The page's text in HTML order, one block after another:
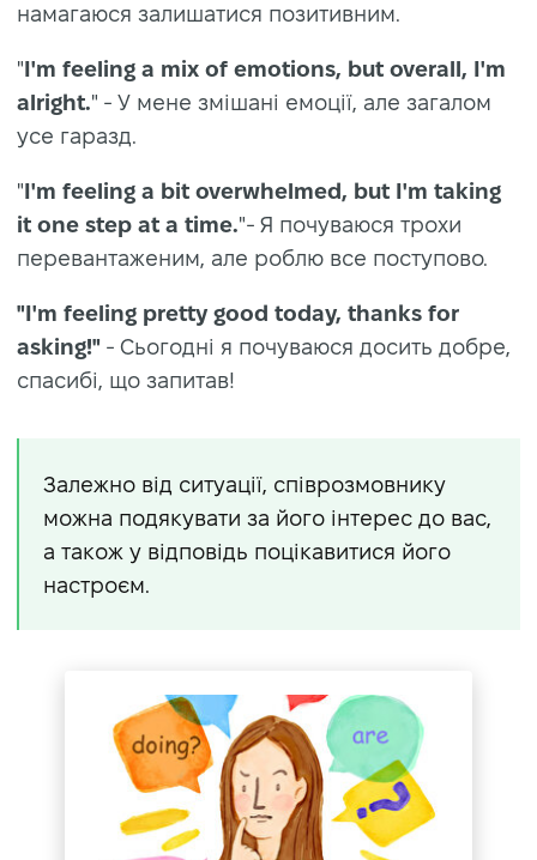
намагаюся залишатися позитивним.
"I'm feeling a mix of emotions, but overall, I'm
alright." - У мене змішані емоції, але загалом
усе гаразд.
"I'm feeling a bit overwhelmed, but I'm taking
it one step at a time."- Я почуваюся трохи
перевантаженим, але роблю все поступово.
"I'm feeling pretty good today, thanks for
asking!" - Сьогодні я почуваюся досить добре,
спасибі, що запитав!
Залежно від ситуації, співрозмовнику
можна подякувати за його інтерес до вас,
а також у відповідь поцікавитися його
настроєм.